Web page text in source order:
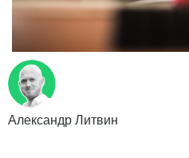
Александр Литвин